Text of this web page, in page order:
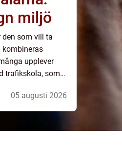
miljö
som vill ta
kombineras
upplever
trafikskola, som
05 augusti 2026